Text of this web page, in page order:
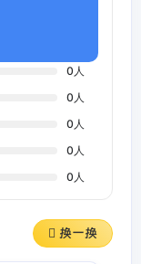
户可下载或导出
感词违规
0 人
0 人
0 人
0 人
0 人
换一换